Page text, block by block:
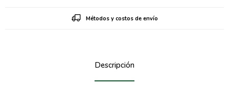
Métodos y costos de envío
Descripción